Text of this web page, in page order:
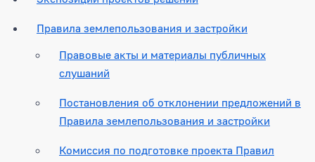
Правила землепользования и застройки
Правовые акты и материалы публичных
слушаний
Постановления об отклонении предложений в
Правила землепользования и застройки
Комиссия по подготовке проекта Правил